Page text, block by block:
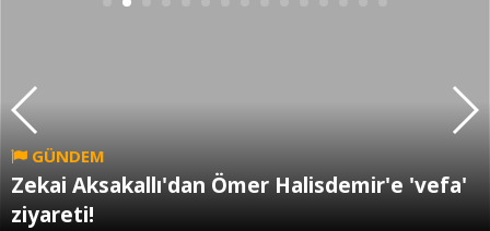
GÜNDEM
Zekai Aksakallı'dan Ömer Halisdemir'e 'vefa'
ziyareti!